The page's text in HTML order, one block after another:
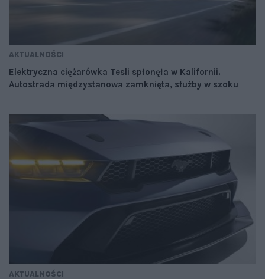
AKTUALNOŚCI
Elektryczna ciężarówka Tesli spłonęła w Kalifornii.
Autostrada międzystanowa zamknięta, służby w szoku
AKTUALNOŚCI